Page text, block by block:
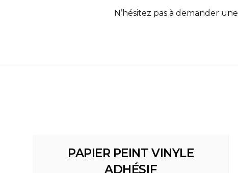
N’hésitez pas à demander une
PAPIER PEINT VINYLE
ADHÉSIF